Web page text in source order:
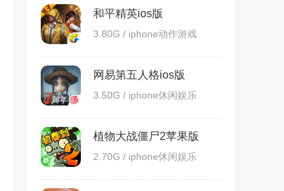
和平精英ios版
3.80G / iphone动作游戏
网易第五人格ios版
3.50G / iphone休闲娱乐
植物大战僵尸2苹果版
2.70G / iphone休闲娱乐